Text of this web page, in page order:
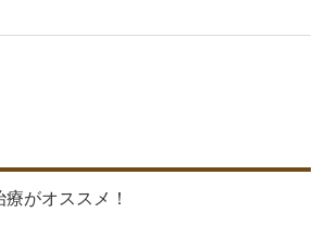
がオススメ！